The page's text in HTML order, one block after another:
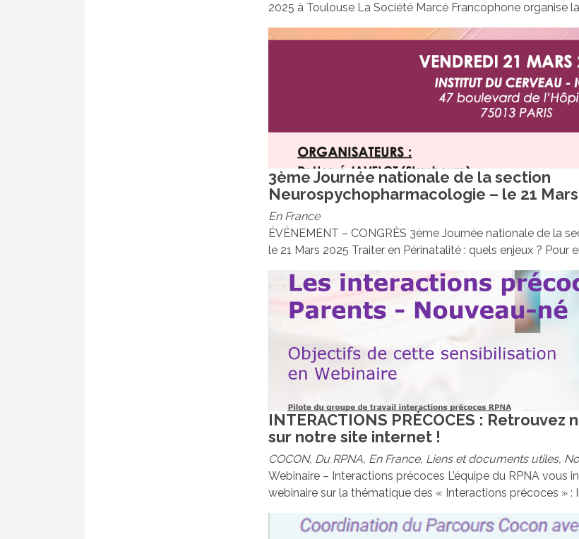
2025 à Toulouse La Société Marcé Francophone organise
3ème Journée nationale de la section
Neurospychopharmacologie – le 21
En France
ÉVÈNEMENT – CONGRÈS 3ème Journée nationale de la
le 21 Mars 2025 Traiter en Périnatalité : quels enjeux ? Pour
INTERACTIONS PRÉCOCES :
sur notre site internet !
COCON, Du RPNA, En France, Liens et documents utiles,
Webinaire – Interactions précoces L’équipe du RPNA vous
webinaire sur la thématique des « Interactions précoces » :